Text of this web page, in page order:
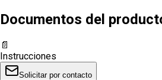
Documentos del
📄
Instrucciones
Solicitar por contacto